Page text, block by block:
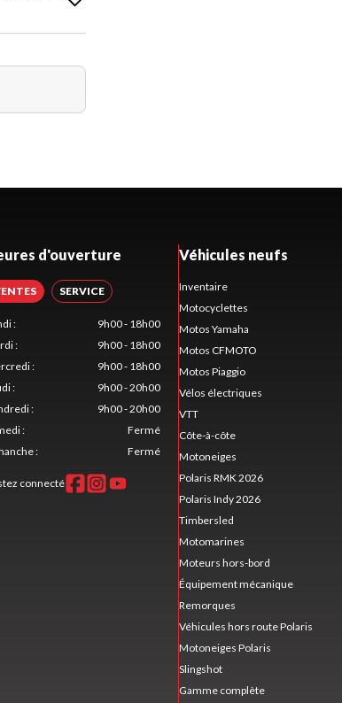
d'ouverture
SERVICE
:
9h00 - 18h00
:
9h00 - 18h00
:
9h00 - 18h00
:
9h00 - 20h00
:
9h00 - 20h00
:
Fermé
: Fermé
connecté
Véhicules neufs
Inventaire
Motocyclettes
Motos Yamaha
Motos CFMOTO
Motos Piaggio
Vélos électriques
VTT
Côte-à-côte
Motoneiges
Polaris RMK 2026
Polaris Indy 2026
Timbersled
Motomarines
Moteurs hors-bord
Équipement mécanique
Remorques
Véhicules hors route Polaris
Motoneiges Polaris
Slingshot
Gamme complète